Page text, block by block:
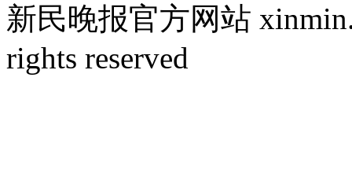
新民晚报官方网站
rights reserved